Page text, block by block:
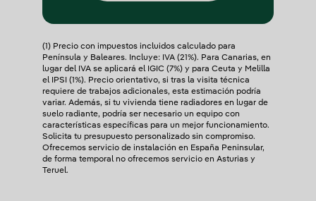
(1) Precio con impuestos incluidos calculado para
Península y Baleares. Incluye: IVA (21%). Para Canarias, en
lugar del IVA se aplicará el IGIC (7%) y para Ceuta y Melilla
el IPSI (1%). Precio orientativo, si tras la visita técnica
requiere de trabajos adicionales, esta estimación podría
variar. Además, si tu vivienda tiene radiadores en lugar de
suelo radiante, podría ser necesario un equipo con
características específicas para un mejor funcionamiento.
Solicita tu presupuesto personalizado sin compromiso.
Ofrecemos servicio de instalación en España Peninsular,
de forma temporal no ofrecemos servicio en Asturias y
Teruel.